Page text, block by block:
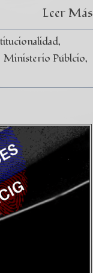
Leer Más
Ministerio Públcio